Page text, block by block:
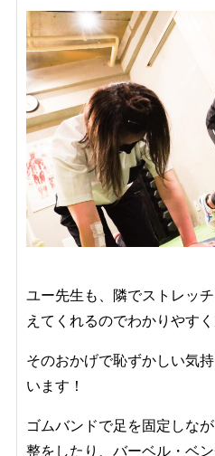
ユー先生も、隣でストレッ
えてくれるのでわかりやすく
そのおかげで恥ずかしい気
います！
ゴムバンドで足を固定しな
整をしたり、バーベル・ベ